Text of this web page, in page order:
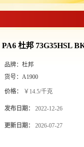
PA6 杜邦 73G35HSL
品牌： 杜邦
货号： A1900
价格： ￥14.5/千克
发布日期： 2022-12-26
更新日期： 2026-07-27